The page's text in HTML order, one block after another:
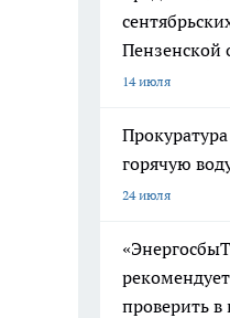
Пензенской
14 июля
горячую
24 июля
проверить в